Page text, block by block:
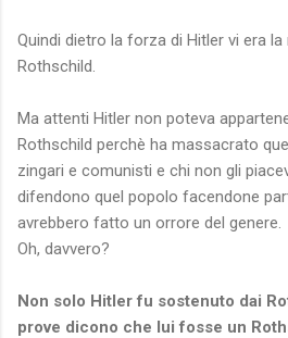
Quindi dietro la forza di Hitler vi era
Rothschild.
Ma attenti Hitler non poteva
Rothschild perchè ha massacrato
zingari e comunisti e chi non gli
difendono quel popolo facendone
avrebbero fatto un orrore del genere.
Oh, davvero?
Non solo Hitler fu sostenuto dai
prove dicono che lui fosse un